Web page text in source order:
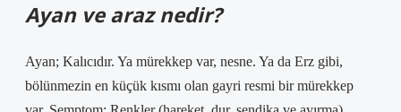
Ayan ve araz nedir?
Ayan; Kalıcıdır. Ya mürekkep var, nesne. Ya da Erz gibi,
bölünmezin en küçük kısmı olan gayri resmi bir mürekkep